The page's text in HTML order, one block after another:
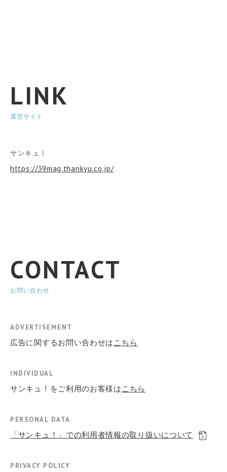
LINK
運営サイト
サンキュ！
https://39mag.thankyu.co.jp/
CONTACT
お問い合わせ
ADVERTISEMENT
広告に関するお問い合わせは こちら
INDIVIDUAL
サンキュ！をご利用のお客様は こちら
PERSONAL DATA
「サンキュ！」での利用者情報の取り扱いについて
PRIVACY POLICY